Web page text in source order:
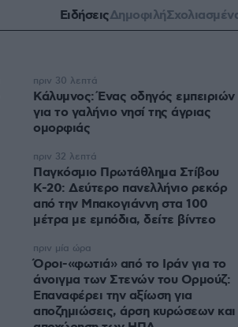
ΕιδήσειςΔημοφιλή
Κάλυμνος: Ένας οδηγός εμπειριών
για το γαλήνιο νησί της άγριας
ομορφιάς
πριν 30 λεπτά
Παγκόσμιο Πρωτάθλημα Στίβου
Κ-20: Δεύτερο πανελλήνιο ρεκόρ
από την Μπακογιάννη στα 100
μέτρα με εμπόδια, δείτε βίντεο
πριν 32 λεπτά
Όροι-«φωτιά» από το Ιράν για το
άνοιγμα των Στενών του Ορμούζ:
Επαναφέρει την αξίωση για
αποζημιώσεις, άρση κυρώσεων και
πριν μία ώρα